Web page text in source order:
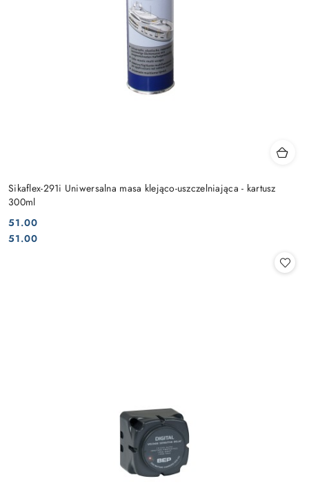
Sikaflex-291i Uniwersalna masa klejąco-uszczelniająca - kartusz
300ml
Cena:
51.00
Cena:
51.00